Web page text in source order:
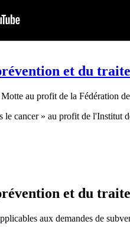
et du
au profit de la Fédération
le cancer » au profit de
et du
aux demandes de